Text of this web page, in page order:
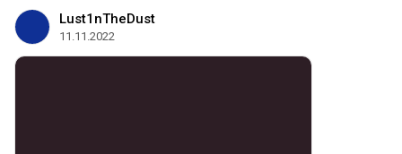
Lust1nTheDust
11.11.2022